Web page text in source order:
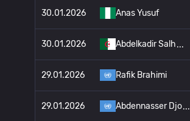
30.01.2026 Anas Yusuf
30.01.2026 Abdelkadir Salh
29.01.2026 Rafik Brahimi
29.01.2026 Abdennasser Djo